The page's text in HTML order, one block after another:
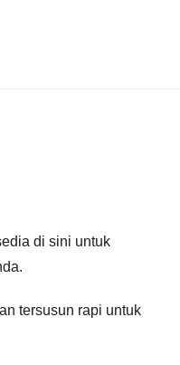
di sini untuk
tersusun rapi untuk